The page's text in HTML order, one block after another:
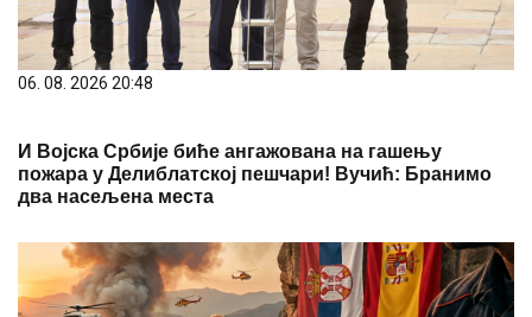
06. 08. 2026 20:48
И Војска Србије биће ангажована на гашењу
пожара у Делиблатској пешчари! Вучић: Бранимо
два насељена места